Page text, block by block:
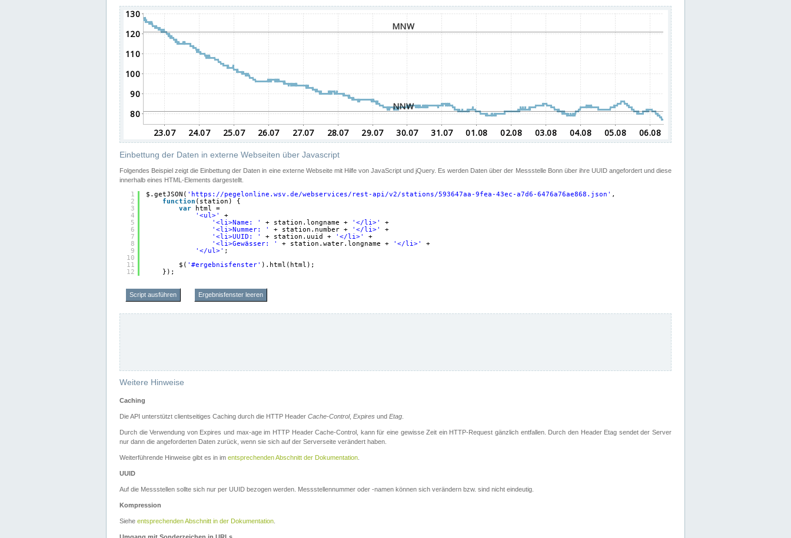
Einbettung der Daten in externe Webseiten über Javascript
Folgendes Beispiel zeigt die Einbettung der Daten in eine externe Webseite mit Hilfe von JavaScript und jQuery. Es werden Daten über der Messstelle Bonn über ihre UUID angefordert und diese
innerhalb eines HTML-Elements dargestellt.
1
2
3
4
5
6
7
8
9
10
11
12
$.getJSON( ' https://pegelonline.wsv.de/webservices/rest-api/v2/stations/593647aa-9fea-43ec-a7d6-6476a76ae868.json ' ,
function (station) {
var
html =
'<ul>'
+
'<li>Name: '
+ station.longname + '</li>'
+
'<li>Nummer: '
+ station.number + '</li>'
+
'<li>UUID: '
+ station.uuid + '</li>'
+
'<li>Gewässer: '
+ station.water.longname + '</li>'
+
'</ul>' ;
$( '#ergebnisfenster' ).html(html);
});
Script ausführen Ergebnisfenster leeren
Weitere Hinweise
Caching
Die API unterstützt clientseitiges Caching durch die HTTP Header Cache-Control, Expires und Etag.
Durch die Verwendung von Expires und max-age im HTTP Header Cache-Control, kann für eine gewisse Zeit ein HTTP-Request gänzlich entfallen. Durch den Header Etag sendet der Server
nur dann die angeforderten Daten zurück, wenn sie sich auf der Serverseite verändert haben.
Weiterführende Hinweise gibt es in im entsprechenden Abschnitt der Dokumentation.
UUID
Auf die Messstellen sollte sich nur per UUID bezogen werden. Messstellennummer oder -namen können sich verändern bzw. sind nicht eindeutig.
Kompression
Siehe entsprechenden Abschnitt in der Dokumentation.